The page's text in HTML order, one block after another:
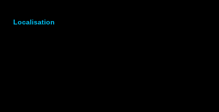
Localisation